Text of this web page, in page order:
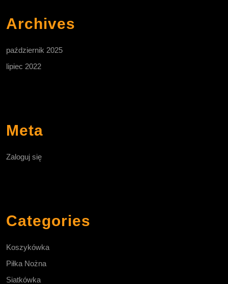
Archives
październik 2025
lipiec 2022
Meta
Zaloguj się
Categories
Koszykówka
Piłka Nożna
Siatkówka